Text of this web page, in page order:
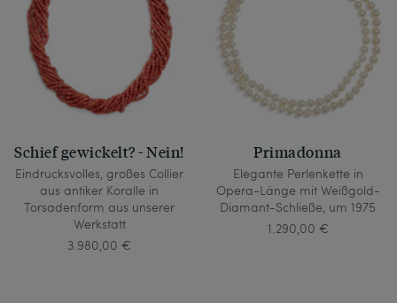
Schief gewickelt? - Nein!
Eindrucksvolles, großes Collier
aus antiker Koralle in
Torsadenform aus unserer
Werkstatt
3.980,00 €
Primadonna
Elegante Perlenkette in
Opera-Länge mit Weißgold-
Diamant-Schließe, um 1975
1.290,00 €